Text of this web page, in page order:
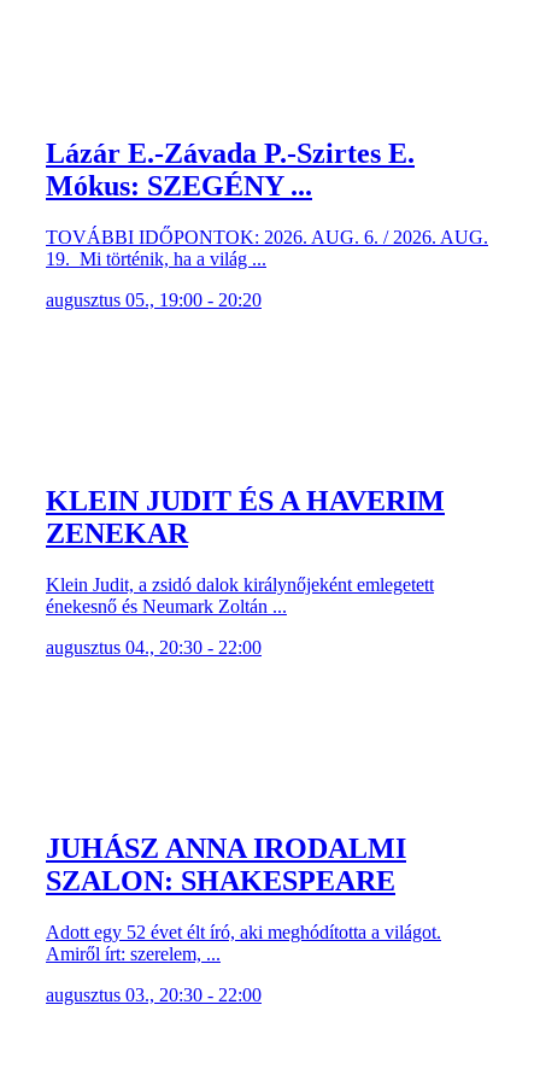
Lázár E.-Závada P.-Szirtes E.
Mókus: SZEGÉNY ...
TOVÁBBI IDŐPONTOK: 2026. AUG. 6. / 2026. AUG.
19. Mi történik, ha a világ ...
augusztus 05., 19:00 - 20:20
KLEIN JUDIT ÉS A HAVERIM
ZENEKAR
Klein Judit, a zsidó dalok királynőjeként emlegetett
énekesnő és Neumark Zoltán ...
augusztus 04., 20:30 - 22:00
JUHÁSZ ANNA IRODALMI
SZALON: SHAKESPEARE
Adott egy 52 évet élt író, aki meghódította a világot.
Amiről írt: szerelem, ...
augusztus 03., 20:30 - 22:00